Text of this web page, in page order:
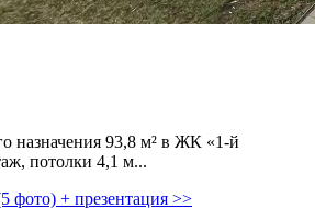
назначения 93,­8 м² в ЖК «1-й
потолки 4,­1 м...
фото) + презентация >>